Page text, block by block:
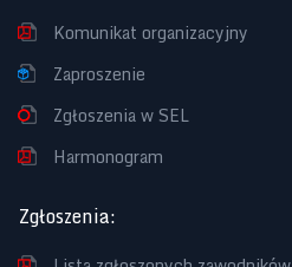
Komunikat organizacyjny
Zaproszenie
Zgłoszenia w SEL
Harmonogram
Zgłoszenia: